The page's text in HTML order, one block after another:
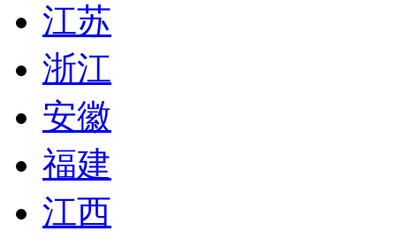
江苏
浙江
安徽
福建
江西